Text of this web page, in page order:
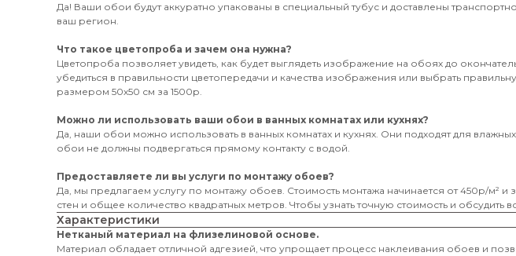
Да! Ваши обои будут аккуратно упакованы в специальный тубус и доставлены
ваш регион.
Что такое цветопроба и зачем она нужна?
Цветопроба позволяет увидеть, как будет выглядеть изображение на обоях до
убедиться в правильности цветопередачи и качества изображения или выбрать
размером 50х50 см за 1500р.
Можно ли использовать ваши обои в ванных комнатах или кухнях?
Да, наши обои можно использовать в ванных комнатах и кухнях. Они подходят для
обои не должны подвергаться прямому контакту с водой.
Предоставляете ли вы услуги по монтажу обоев?
Да, мы предлагаем услугу по монтажу обоев. Стоимость монтажа начинается от 450р/м² и
стен и общее количество квадратных метров. Чтобы узнать точную стоимость и обсудить
Характеристики
Нетканый материал на флизелиновой основе.
Материал обладает отличной адгезией, что упрощает процесс наклеивания обоев и